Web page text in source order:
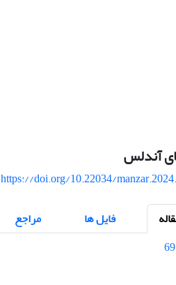
آندلس
https://doi.org/10.22034/
فایل ها مراجع